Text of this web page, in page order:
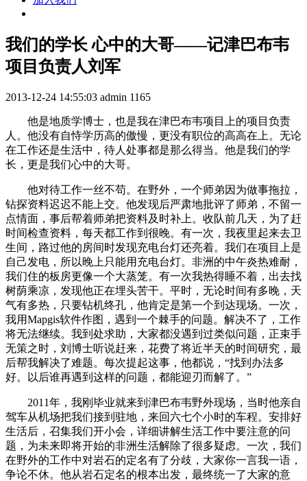
我们的学长 心中的大哥——记津巴布韦
项目负责人刘军
2013-12-24 14:55:03 admin 1165
他是地质学博士，也是我在津巴布韦项目上的项目负责
人。他没有自恃学历高的傲慢，更没有职位的高高在上。无论
在工作还是生活中，待人处事都是那么得当。他是我们的学
长，更是我们心中的大哥。
他对待工作一丝不苟。在野外，一个师弟因为做事拖拉，
钻探资料迟迟不能上交。他发现后严肃地批评了师弟，不留一
点情面，事后帮着师弟把资料及时补上。收队前几天，为了赶
时间检查资料，每天都工作到很晚。有一次，我夜里起来去卫
生间，路过他的房间时发现充电台灯还亮着。我们在项目上是
自己发电，所以晚上只能用充电台灯。非洲的中午炎热难耐，
我们住的板房更像一个大蒸笼。有一次我热得睡不着，出去找
树荫乘凉，发现他正在埋头苦干。平时，无论时间有多晚，天
气有多热，只要钻机终孔，他肯定是第一个到达现场。一次，
我用Mapgis软件作图，遇到一个棘手的问题。解决不了，工作
将无法继续。我到处求助，大家都没遇到过类似问题，正束手
无策之时，刘博士听说赶来，花费了将近半天的时间研究，最
后帮我解决了难题。每次提起这事，他都说，“找到办法多
好。以后谁再遇到这样的问题，都能迎刃而解了。”
2011年，我刚毕业就来到津巴布韦野外现场，当时他亲自
驾车从机场把我们接到驻地，来回六七个小时的车程。安排好
生活后，召集我们开小会，详细讲解生活工作中要注意的问
题，为未来即将开始的非洲生活解除了很多疑虑。一次，我们
在野外的工作中对岩石的定名有了分歧，大家你一言我一语，
争论不休。他从岩石定名的根本出发，最终统一了大家的意